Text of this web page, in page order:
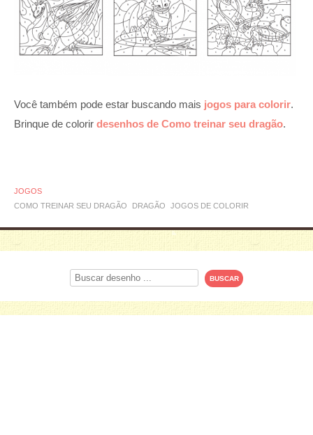
Você também pode estar buscando mais jogos para colorir.
Brinque de colorir desenhos de Como treinar seu dragão.
JOGOS
COMO TREINAR SEU DRAGÃO
DRAGÃO JOGOS DE COLORIR
Procurar